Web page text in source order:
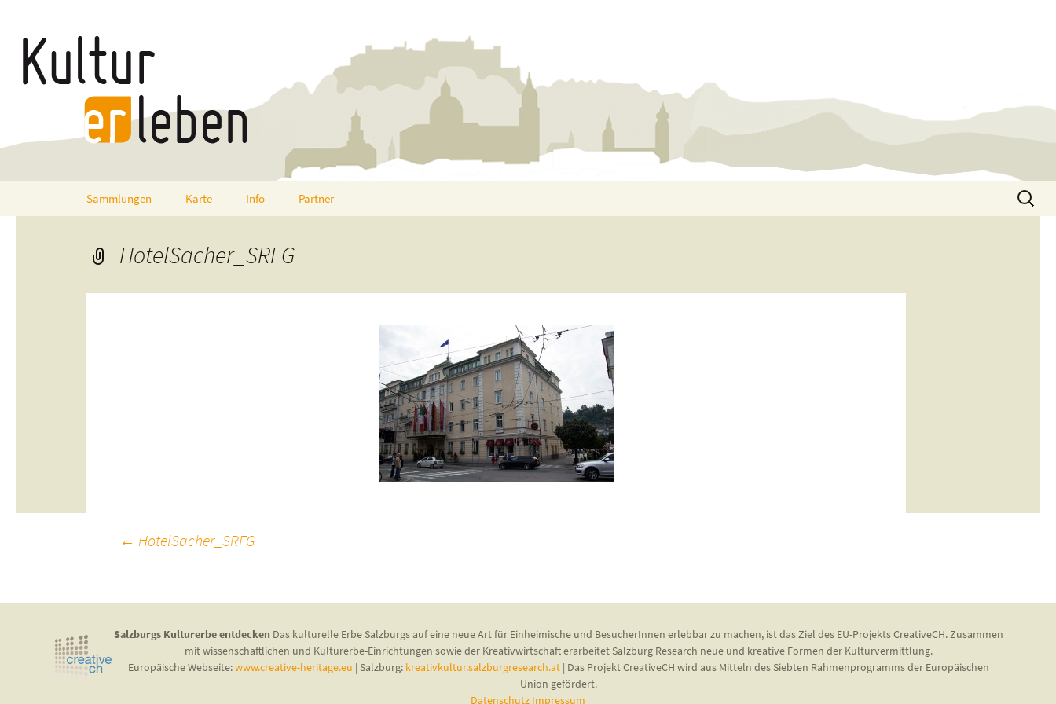
Sammlungen Karte Info Partner
Suchen
nach:
HotelSacher_SRFG
Beitragsnavigation
← HotelSacher_SRFG
Salzburgs Kulturerbe entdecken Das kulturelle Erbe Salzburgs auf eine neue Art für Einheimische und BesucherInnen erlebbar zu machen, ist das Ziel des EU-Projekts CreativeCH. Zusammen
mit wissenschaftlichen und Kulturerbe-Einrichtungen sowie der Kreativwirtschaft erarbeitet Salzburg Research neue und kreative Formen der Kulturvermittlung.
Europäische Webseite:www.creative-heritage.eu | Salzburg: kreativkultur.salzburgresearch.at| Das Projekt CreativeCH wird aus Mitteln des Siebten Rahmenprogramms der Europäischen
Union gefördert.
Datenschutz Impressum